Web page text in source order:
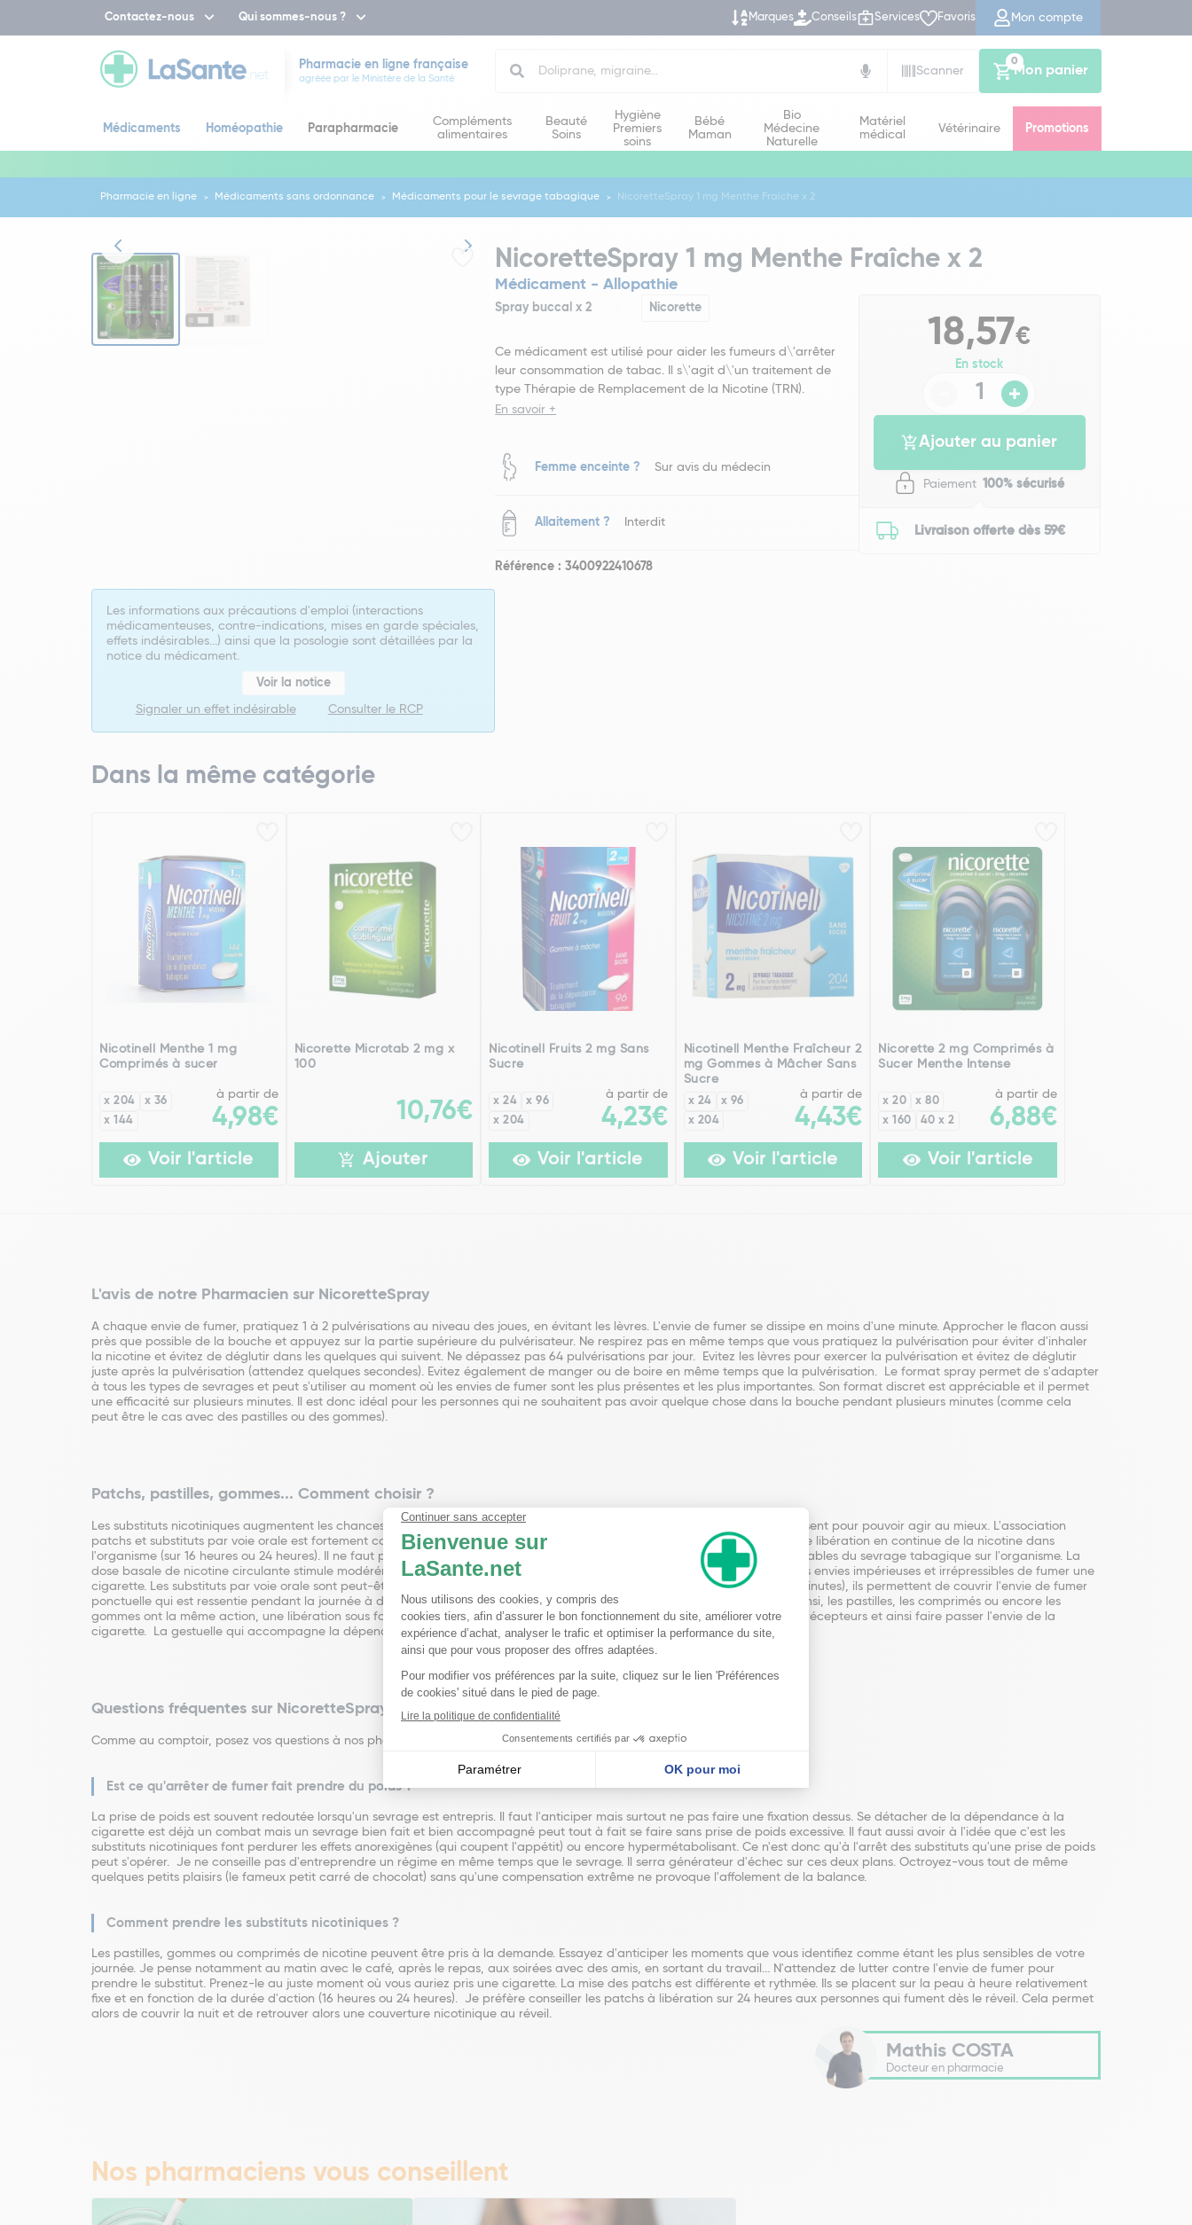
Contactez-nous Qui sommes-nous ? Marques Conseils Services Favoris Mon compte
Pharmacie en ligne française
agréée par le Ministère de la Santé
Scanner
Mon panier
0
Médicaments Homéopathie Parapharmacie
Compléments
alimentaires
Beauté
Soins
Hygiène
Premiers
soins
Bébé
Maman
Bio
Médecine
Naturelle
Matériel
médical
Vétérinaire Promotions
Pharmacie en ligne Médicaments sans ordonnance Médicaments pour le sevrage tabagique NicoretteSpray 1 mg Menthe Fraîche x 2
NicoretteSpray 1 mg Menthe Fraîche x 2
Médicament - Allopathie
Spray buccal x 2 Nicorette
Ce médicament est utilisé pour aider les fumeurs d\'arrêter
leur consommation de tabac. Il s\'agit d\'un traitement de
type Thérapie de Remplacement de la Nicotine (TRN).
En savoir +
Femme enceinte ? Sur avis du médecin
Allaitement ? Interdit
Référence : 3400922410678
18,57€
En stock
Ajouter au panier
Paiement 100% sécurisé
Livraison offerte dès 59€
Les informations aux précautions d'emploi (interactions
médicamenteuses, contre-indications, mises en garde spéciales,
effets indésirables...) ainsi que la posologie sont détaillées par la
notice du médicament.
Voir la notice
Signaler un effet indésirable Consulter le RCP
Dans la même catégorie
Nicotinell Menthe 1 mg
Comprimés à sucer
x 204
x 36
x 144
à partir de
4,98€
Voir l'article
Nicorette Microtab 2 mg x
100
10,76€
Ajouter
Nicotinell Fruits 2 mg Sans
Sucre
x 24
x 96
x 204
à partir de
4,23€
Voir l'article
Nicotinell Menthe Fraîcheur 2
mg Gommes à Mâcher Sans
Sucre
x 24
x 96
x 204
à partir de
4,43€
Voir l'article
Nicorette 2 mg Comprimés à
Sucer Menthe Intense
x 20
x 80
x 160
40 x 2
à partir de
6,88€
Voir l'article
L'avis de notre Pharmacien sur NicoretteSpray
A chaque envie de fumer, pratiquez 1 à 2 pulvérisations au niveau des joues, en évitant les lèvres. L'envie de fumer se dissipe en moins d'une minute. Approcher le flacon aussi
près que possible de la bouche et appuyez sur la partie supérieure du pulvérisateur. Ne respirez pas en même temps que vous pratiquez la pulvérisation pour éviter d'inhaler
la nicotine et évitez de déglutir dans les quelques qui suivent. Ne dépassez pas 64 pulvérisations par jour. Evitez les lèvres pour exercer la pulvérisation et évitez de déglutir
juste après la pulvérisation (attendez quelques secondes). Evitez également de manger ou de boire en même temps que la pulvérisation. Le format spray permet de s'adapter
à tous les types de sevrages et peut s'utiliser au moment où les envies de fumer sont les plus présentes et les plus importantes. Son format discret est appréciable et il permet
une efficacité sur plusieurs minutes. Il est donc idéal pour les personnes qui ne souhaitent pas avoir quelque chose dans la bouche pendant plusieurs minutes (comme cela
peut être le cas avec des pastilles ou des gommes).
Patchs, pastilles, gommes... Comment choisir ?
Les substituts nicotiniques augmentent les chances de réussir le sevrage au tabac mais il faut comprendre comment ils agissent pour pouvoir agir au mieux. L'association
patchs et substituts par voie orale est fortement conseillée. En effet les dispositifs transdermiques (les patchs) permettent une libération en continue de la nicotine dans
l'organisme (sur 16 heures ou 24 heures). Il ne faut pas négliger leurs avantages. Ils permettent de diminuer les effets désagréables du sevrage tabagique sur l'organisme. La
dose basale de nicotine circulante stimule modérément les récepteurs à la nicotine au niveau du cerveau et ainsi atténue les envies impérieuses et irrépressibles de fumer une
cigarette. Les substituts par voie orale sont peut-être les plus importants. Par leur durée d'action (environ une vingtaine de minutes), ils permettent de couvrir l'envie de fumer
ponctuelle qui est ressentie pendant la journée à des moments clés : après un repas, avec un café, à la sortie du travail... Ainsi, les pastilles, les comprimés ou encore les
gommes ont la même action, une libération sous forme de shoot d'une dose plus importante de nicotine qui va satisfaire les récepteurs et ainsi faire passer l'envie de la
cigarette. La gestuelle qui accompagne la dépendance à la cigarette n'est pas assouvie mais l'envie de fumer est couverte.
Questions fréquentes sur NicoretteSpray 1 mg Menthe Fraîche
Comme au comptoir, posez vos questions à nos pharmaciens sur NicoretteSpray 1 mg Menthe Fraîche.
Est ce qu'arrêter de fumer fait prendre du poids ?
La prise de poids est souvent redoutée lorsqu'un sevrage est entrepris. Il faut l'anticiper mais surtout ne pas faire une fixation dessus. Se détacher de la dépendance à la
cigarette est déjà un combat mais un sevrage bien fait et bien accompagné peut tout à fait se faire sans prise de poids excessive. Il faut aussi avoir à l'idée que c'est les
substituts nicotiniques font perdurer les effets anorexigènes (qui coupent l'appétit) ou encore hypermétabolisant. Ce n'est donc qu'à l'arrêt des substituts qu'une prise de poids
peut s'opérer. Je ne conseille pas d'entreprendre un régime en même temps que le sevrage. Il serra générateur d'échec sur ces deux plans. Octroyez-vous tout de même
quelques petits plaisirs (le fameux petit carré de chocolat) sans qu'une compensation extrême ne provoque l'affolement de la balance.
Comment prendre les substituts nicotiniques ?
Les pastilles, gommes ou comprimés de nicotine peuvent être pris à la demande. Essayez d'anticiper les moments que vous identifiez comme étant les plus sensibles de votre
journée. Je pense notamment au matin avec le café, après le repas, aux soirées avec des amis, en sortant du travail... N'attendez de lutter contre l'envie de fumer pour
prendre le substitut. Prenez-le au juste moment où vous auriez pris une cigarette. La mise des patchs est différente et rythmée. Ils se placent sur la peau à heure relativement
fixe et en fonction de la durée d'action (16 heures ou 24 heures). Je préfère conseiller les patchs à libération sur 24 heures aux personnes qui fument dès le réveil. Cela permet
alors de couvrir la nuit et de retrouver alors une couverture nicotinique au réveil.
Mathis COSTA
Docteur en pharmacie
Nos pharmaciens vous conseillent